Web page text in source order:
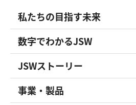
私たちの目指す未来
数字でわかるJSW
JSWストーリー
事業・製品